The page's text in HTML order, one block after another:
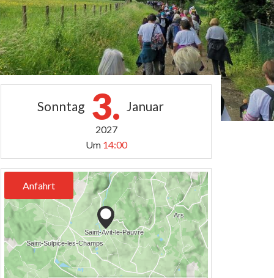
Sonntag 3. Januar
2027
Um 14:00
Anfahrt